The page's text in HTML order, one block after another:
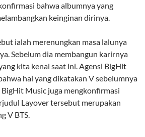
bahwa albumnya yang
keinginan dirinya.
ialah merenungkan masa lalunya
Sebelum dia membangun karirnya
kita kenal saat ini. Agensi BigHit
hal yang dikatakan V sebelumnya
Music juga mengkonfirmasi
Layover tersebut merupakan
V BTS.